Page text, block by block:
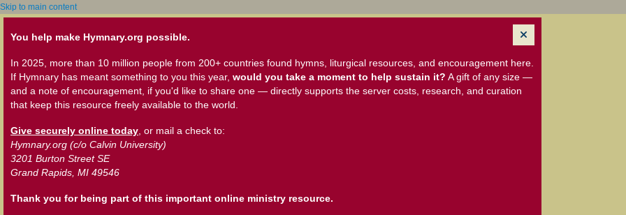
Skip to main content
You help make Hymnary.org possible.
In 2025, more than 10 million people from 200+ countries found hymns, liturgical resources, and encouragement here.
If Hymnary has meant something to you this year, would you take a moment to help sustain it? A gift of any size —
and a note of encouragement, if you'd like to share one — directly supports the server costs, research, and curation
that keep this resource freely available to the world.
Give securely online today , or mail a check to:
Hymnary.org (c/o Calvin University)
3201 Burton Street SE
Grand Rapids, MI 49546
Thank you for being part of this important online ministry resource.